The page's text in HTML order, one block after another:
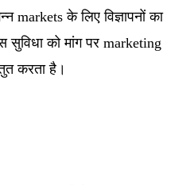
markets के लिए विज्ञापनों का
को मांग पर marketing
करता है।